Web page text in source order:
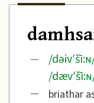
— /dəiv′šī:ɴ
/dæv′šī:ɴ
—
briathar